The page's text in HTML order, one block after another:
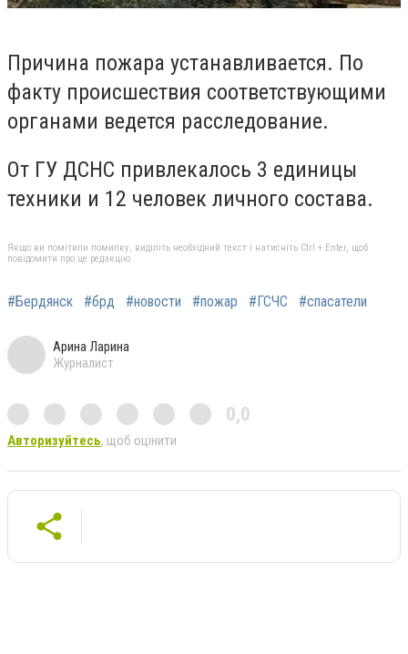
Причина пожара устанавливается. По
факту происшествия соответствующими
органами ведется расследование.
От ГУ ДСНС привлекалось 3 единицы
техники и 12 человек личного состава.
Якщо ви помітили помилку, виділіть необхідний текст і натисніть Ctrl + Enter, щоб
повідомити про це редакцію
#Бердянск #брд #новости #пожар #ГСЧС #спасатели
Арина Ларина
Журналист
0,0
Авторизуйтесь, щоб оцінити